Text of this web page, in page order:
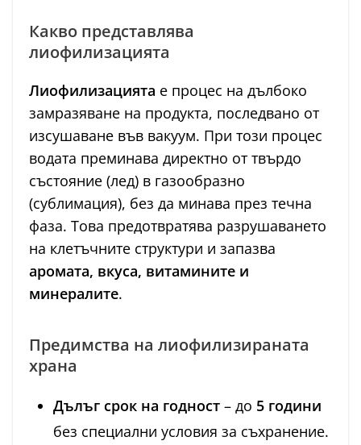
Какво представлява
лиофилизацията
Лиофилизацията е процес на дълбоко
замразяване на продукта, последвано от
изсушаване във вакуум. При този процес
водата преминава директно от твърдо
състояние (лед) в газообразно
(сублимация), без да минава през течна
фаза. Това предотвратява разрушаването
на клетъчните структури и запазва
аромата, вкуса, витамините и
минералите.
Предимства на лиофилизираната
храна
Дълъг срок на годност – до 5 години
без специални условия за съхранение.